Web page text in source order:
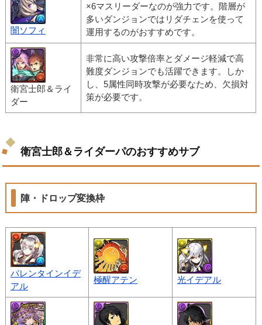
闇ソフィ
×6マスリーダーなのが強力です。階層が
多いダンジョンではリダチェンを使って
運用するのがおすすめです。
衛宮士郎＆ライ
ダー
非常に高い攻撃倍率とダメージ軽減で高
難度ダンジョンでも活躍できます。しか
し、5属性同時攻撃が必要なため、欠損対
策が必要です。
衛宮士郎＆ライダーパのおすすめサブ
陣・ドロップ変換枠
バレンタインイデ
アル
極醒アテン 光イデアル